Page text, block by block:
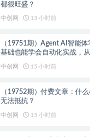
都很旺盛？
中创网 15 小时前
（19751期）Agent AI智能
基础也能学会自动化实战，
中创网 15 小时前
（19752期）付费文章：什
无法抵抗？
中创网 15 小时前